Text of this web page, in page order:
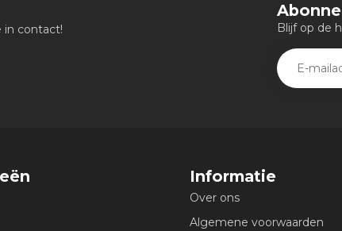
in contact! Blijf op de
Informatie
Over ons
Algemene voorwaarden